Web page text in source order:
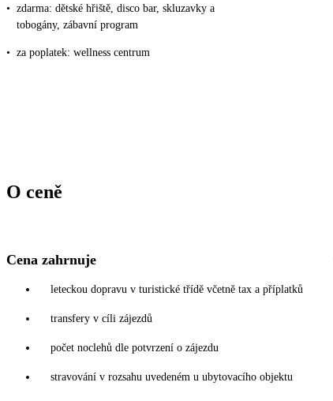
• zdarma: dětské hřiště, disco bar, skluzavky a
tobogány, zábavní program
• za poplatek: wellness centrum
O ceně
Cena zahrnuje
leteckou dopravu v turistické třídě včetně tax a příplatků
transfery v cíli zájezdů
počet noclehů dle potvrzení o zájezdu
stravování v rozsahu uvedeném u ubytovacího objektu